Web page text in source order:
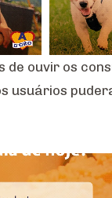
de ouvir os
usuários